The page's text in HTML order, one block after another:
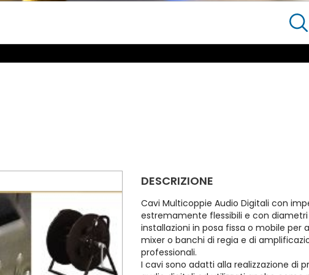
DESCRIZIONE
Cavi Multicoppie Audio Digitali con
estremamente flessibili e con
installazioni in posa fissa o mobile per
mixer o banchi di regia e di
professionali.
I cavi sono adatti alla realizzazione di